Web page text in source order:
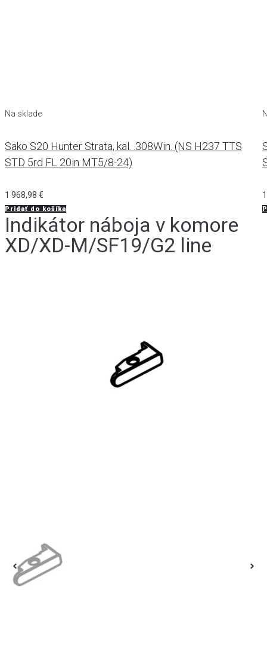
Na sklade
Sako S20 Hunter Strata, kal. .308Win. (NS H237 TTS
STD 5rd FL 20in MT5/8-24)
1 968,98 €
Pridať do košíka
Indikátor náboja v komore
XD/XD-M/SF19/G2 line